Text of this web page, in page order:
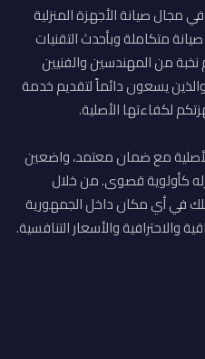
مجال صيانة الأجهزة المنزلية
متكاملة وبأحدث التقنيات
من المهندسين والفنيين
يسعون دائماً لتقديم خدمة
لكفاءتها الأصلية.
الأصلية مع ضمان معتمد، واضعين
كأولوية قصوى. من خلال
في أي مكان داخل الجمهورية
والاحترافية والأسعار التنافسية.